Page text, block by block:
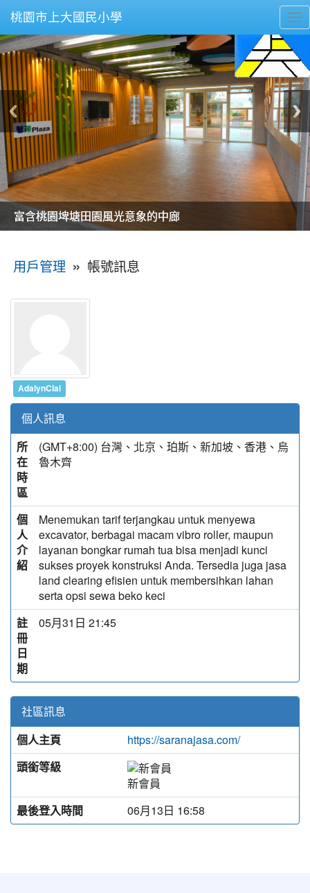
桃園市上大國民小學
美麗的操場是我們活力的來源
美麗的操場是我們活力的來源
煥然一新的小司令台
煥然一新的小司令台
富含桃園埤塘田園風光意象的中廊
富含桃園埤塘田園風光意象的中廊
嶄新的中庭廣場
嶄新的中庭廣場
水生池生生不息
水生池生生不息
用戶管理 » 帳號訊息
AdalynClai
個人訊息
所
在
時
區
(GMT+8:00) 台灣、北京、珀斯、新加坡、香港、烏
魯木齊
個
人
介
紹
Menemukan tarif terjangkau untuk menyewa
excavator, berbagai macam vibro roller, maupun
layanan bongkar rumah tua bisa menjadi kunci
sukses proyek konstruksi Anda. Tersedia juga jasa
land clearing efisien untuk membersihkan lahan
serta opsi sewa beko keci
註
冊
日
期
05月31日 21:45
社區訊息
個人主頁
https://saranajasa.com/
頭銜等級
新會員
最後登入時間
06月13日 16:58